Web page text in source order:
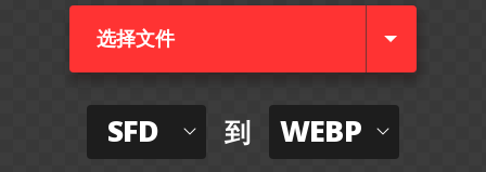
选择文件
SFD 到 WEBP